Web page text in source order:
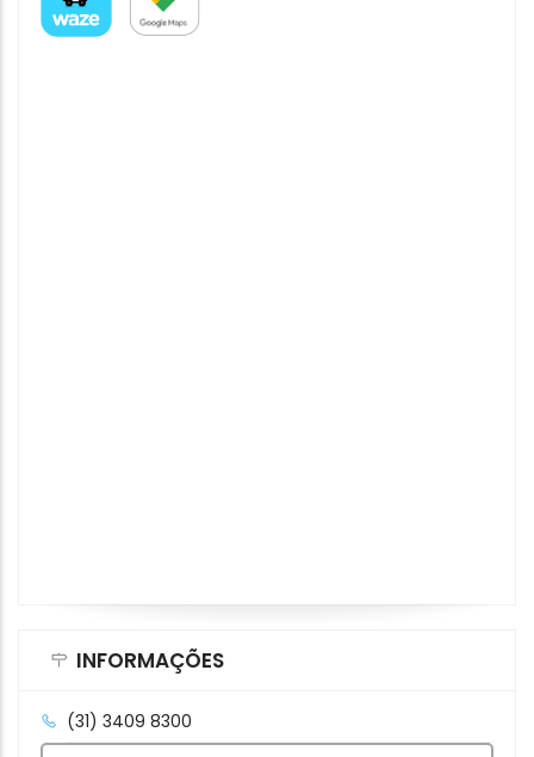
INFORMAÇÕES
(31) 3409 8300